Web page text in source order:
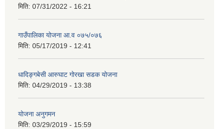
मिति: 07/31/2022 - 16:21
गाउँपालिका योजना आ.व ०७५/०७६
मिति: 05/17/2019 - 12:41
धादिङ्गबेसी आरुघाट गोरखा सडक योजना
मिति: 04/29/2019 - 13:38
योजना अनुगमन
मिति: 03/29/2019 - 15:59